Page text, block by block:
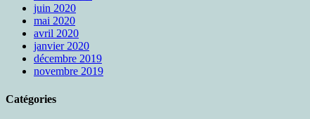
juin 2020
mai 2020
avril 2020
janvier 2020
décembre 2019
novembre 2019
Catégories